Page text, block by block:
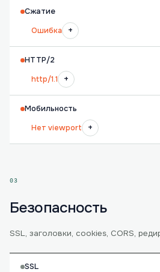
Сжатие
Ошибка
+
HTTP/2
http/1.1
+
Мобильность
Нет viewport
+
03
Безопасность
SSL, заголовки, cookies, CORS,
SSL